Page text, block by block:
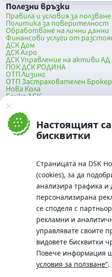
Настоящият
бисквитки
Страницата на DSK
(cookies), за да
анализира трафика и
персонализирана
се споделя с
рекламни и
управлявате своите
видовете бисквитки
Повече информация
условия за ползване“.
Полезни връзки
Правила и условия за ползване
Политика за поверителност
Обработване на лични данни
Финансови услуги от
ДСК Дом
ДСК Агро
ДСК Управление на активи АД
ПОК ДСК РОДИНА
ОТП Лизинг
ОТП Застрахователен Брокер
Нова Кола
Банка ДСК
DSK Mobile
Оферти за продажба от Банка
Клонова мрежа и банкомати
До началото на
Телефон:
0700 10 375 / *2375
Московска No.19 / ул. Г.
SWIFT/BIC: